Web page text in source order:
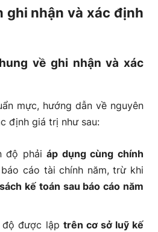
ghi nhận và xác định
về ghi nhận và xác
mực, hướng dẫn về nguyên
định giá trị như sau:
độ phảiáp dụng cùng chính
cáo tài chính năm, trừ khi
kế toán sau báo cáo năm
độ được lập trên cơ sở luỹ kế